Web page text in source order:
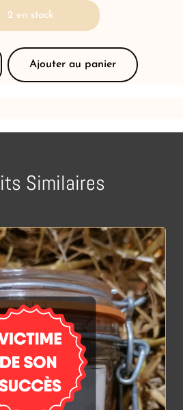
2 en stock
Ajouter au panier
Similaires